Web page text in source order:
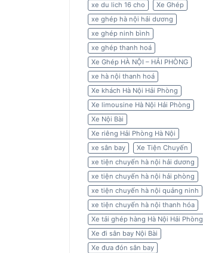
xe du lich 16 cho
Xe Ghép
xe ghép hà nội hải dương
xe ghép ninh bình
xe ghép thanh hoá
Xe Ghép HÀ NỘI – HẢI PHÒNG
xe hà nội thanh hoá
Xe khách Hà Nội Hải Phòng
Xe limousine Hà Nội Hải Phòng
Xe Nội Bài
Xe riêng Hải Phòng Hà Nội
xe sân bay
Xe Tiện Chuyến
xe tiện chuyến hà nội hải dương
xe tiện chuyến hà nội hải phòng
xe tiện chuyến hà nội quảng ninh
xe tiện chuyến hà nội thanh hóa
Xe tải ghép hàng Hà Nội Hải Phòng
Xe đi sân bay Nội Bài
Xe đưa đón sân bay